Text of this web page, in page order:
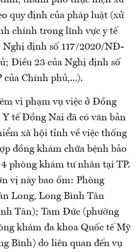
quy định của pháp luật (xử
chính trong lĩnh vực y tế
Nghị định số 117/2020/NĐ-
Điều 23 của Nghị định số
Chính phủ,...).
vi phạm vụ việc ở Đồng
Y tế Đồng Nai đã có văn bản
xã hội tỉnh về việc thống
đồng khám chữa bệnh bảo
phòng khám tư nhân tại TP.
vị này bao ồm: Phòng
Long, Long Bình Tân
Tân); Tam Đức (phường
khám đa khoa Quốc tế Mỹ
Bình) do liên quan đến vụ